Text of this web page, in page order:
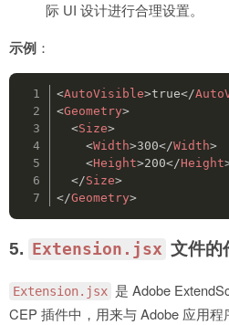
际 UI 设计进行合理设置。
示例 ：
<AutoVisible>true</
<Geometry>
<Size>
<Width>300</Width>
<Height>200</Height
</Size>
</Geometry>
5. Extension.jsx 文件的
Extension.jsx 是 Adobe
CEP 插件中，用来与 Adobe 应用程